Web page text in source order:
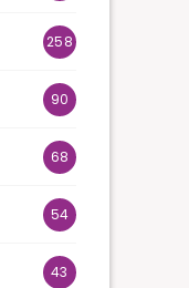
258
90
68
54
43